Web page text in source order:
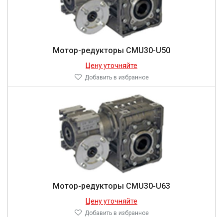
Мотор-редукторы CMU30-U50
Цену уточняйте
Добавить в избранное
Мотор-редукторы CMU30-U63
Цену уточняйте
Добавить в избранное